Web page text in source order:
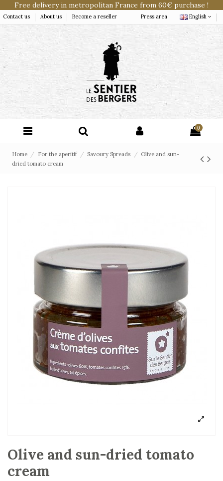
Free delivery in metropolitan France from 60€ purchase !
Contact us About us Become a reseller Press area English
0
Home For the aperitif Savoury Spreads
Olive and sun-
dried tomato cream
Olive and sun-dried tomato
cream